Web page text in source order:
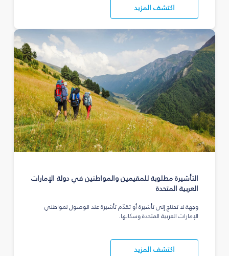
اكتشف المزيد
التأشيرة مطلوبة للمقيمين والمواطنين في دولة الإمارات
العربية المتحدة
وجهة لا تحتاج إلى تأشيرة أو تقدّم تأشيرة عند الوصول لمواطني
الإمارات العربية المتحدة وسكانها.
اكتشف المزيد